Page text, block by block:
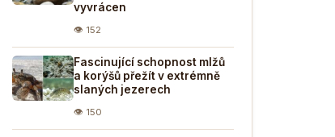
vyvrácen
👁 152
Fascinující schopnost mlžů
a korýšů přežít v extrémně
slaných jezerech
👁 150